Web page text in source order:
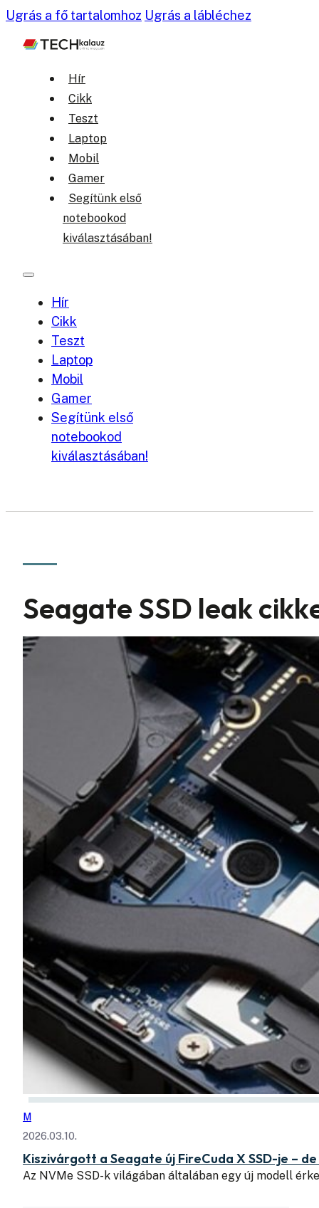
Ugrás a fő tartalomhoz Ugrás a lábléchez
Hír
Cikk
Teszt
Laptop
Mobil
Gamer
Segítünk első
notebookod
kiválasztásában!
Hír
Cikk
Teszt
Laptop
Mobil
Gamer
Segítünk első
notebookod
kiválasztásában!
Seagate SSD leak
M
2026.03.10.
Kiszivárgott a Seagate új FireCuda X SSD-je –
Az NVMe SSD-k világában általában egy új modell